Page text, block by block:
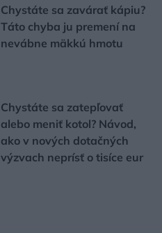
Chystáte sa zavárať kápiu?
Táto chyba ju premení na
nevábne mäkkú hmotu
Chystáte sa zatepľovať
alebo meniť kotol? Návod,
ako v nových dotačných
výzvach neprísť o tisíce eur